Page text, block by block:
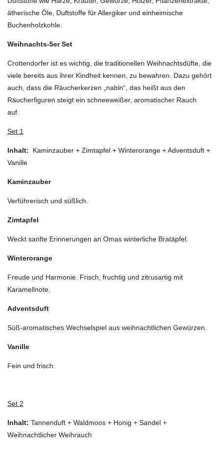
ätherische Öle, Duftstoffe für Allergiker und einheimische
Buchenholzkohle.
Weihnachts-5er Set
Crottendorfer ist es wichtig, die traditionellen Weihnachtsdüfte, die
viele bereits aus ihrer Kindheit kennen, zu bewahren. Dazu gehört
auch, dass die Räucherkerzen „nabln“, das heißt aus den
Räucherfiguren steigt ein schneeweißer, aromatischer Rauch
auf.
Set 1
Inhalt: Kaminzauber + Zimtapfel + Winterorange + Adventsduft +
Vanille
Kaminzauber
Verführerisch und süßlich.
Zimtapfel
Weckt sanfte Erinnerungen an Omas winterliche Bratäpfel.
Winterorange
Freude und Harmonie. Frisch, fruchtig und zitrusartig mit
Karamellnote.
Adventsduft
Süß-aromatisches Wechselspiel aus weihnachtlichen Gewürzen.
Vanille
Fein und frisch.
Set 2
Inhalt: Tannenduft + Waldmoos + Honig + Sandel +
Weihnachtlicher Weihrauch